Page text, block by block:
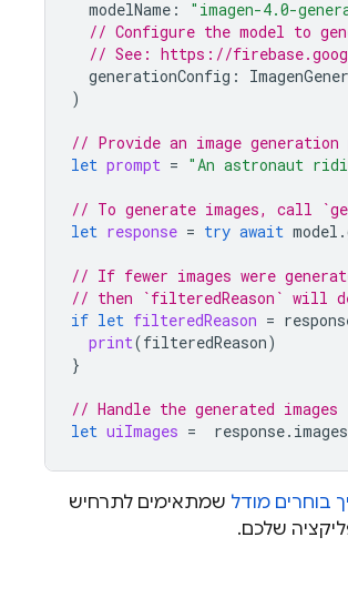
modelName
"imagen-4.0-
// Configure the model to
// See: https://
generationConfig
:
// Provide an image generation
let prompt "An astronaut
// To generate images, call
let response = try await model
// If fewer images were
// then `filteredReason` will
if let filteredReason =
print(filteredReason
// Handle the generated images
let uiImages response.
בוחרים מודלשמתאימים לתרחיש
שלכם.